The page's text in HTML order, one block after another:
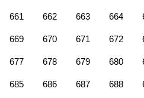
661 662 663 664
669 670 671 672
677 678 679 680
685 686 687 688